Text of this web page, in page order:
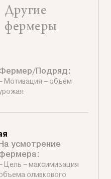
Другие
фермеры
Подряд:
Мотивация – объем
усмотрение
Цель – максимизация
оливкового